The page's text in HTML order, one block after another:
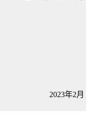
2023年2月